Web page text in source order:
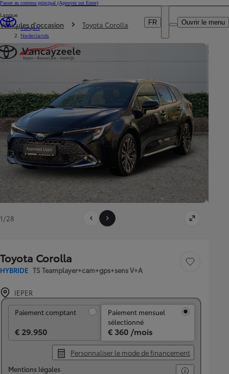
Passer au contenu principal (Appuyez sur Enter)
Professionnel
DEALER NAME
FR
Langue
français
Nederlands
Ouvrir le menu
Vous êtes ici
Véhicules d'occasion Toyota Corolla
1/28
Toyota Corolla
HYBRIDE TS Teamplayer+cam+gps+sens V+A
Sauvegarder le
IEPER
Paiement comptant
€ 29.950
Paiement mensuel
sélectionné
€ 360 /mois
Personnaliser le mode de financement
Mentions légales